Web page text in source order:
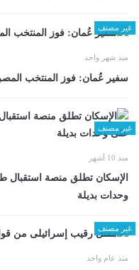
غير مصنف
منذ شهر واحد
سفير عُمان: فوز المنتخب
غير مصنف
منذ 10 أشهر
الإسكان تطلق منصة استقبال
وحدات بديلة
غير مصنف
منذ عام واحد